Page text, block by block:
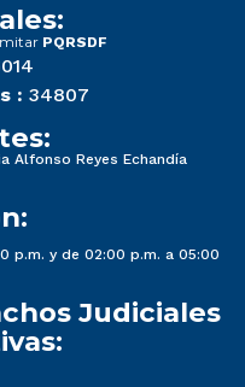
PQRSDF
: 34807
Alfonso Reyes Echandía
p.m. y de 02:00 p.m. a 05:00
Judiciales